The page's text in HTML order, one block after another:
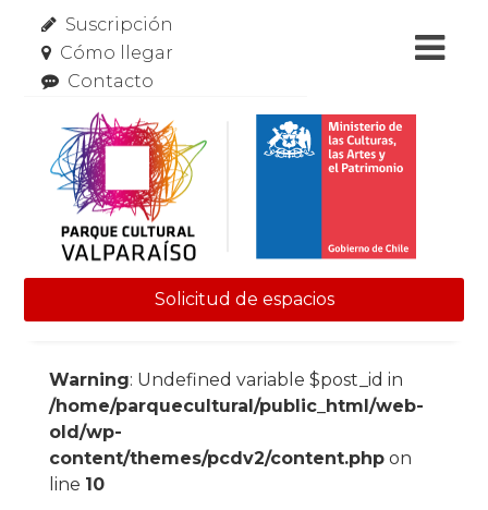
Suscripción
Cómo llegar
Contacto
Solicitud de espacios
Warning: Undefined variable $post_id in
/home/parquecultural/public_html/web-
old/wp-
content/themes/pcdv2/content.phpon
line 10